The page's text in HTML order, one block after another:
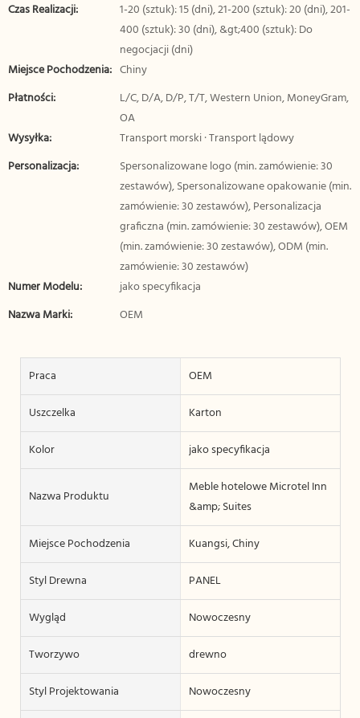
Czas Realizacji:
1-20 (sztuk): 15 (dni), 21-200 (sztuk): 20 (dni), 201-
400 (sztuk): 30 (dni), &gt;400 (sztuk): Do
negocjacji (dni)
Miejsce Pochodzenia: Chiny
Płatności:
L/C, D/A, D/P, T/T, Western Union, MoneyGram,
OA
Wysyłka:
Transport morski · Transport lądowy
Personalizacja:
Spersonalizowane logo (min. zamówienie: 30
zestawów), Spersonalizowane opakowanie (min.
zamówienie: 30 zestawów), Personalizacja
graficzna (min. zamówienie: 30 zestawów), OEM
(min. zamówienie: 30 zestawów), ODM (min.
zamówienie: 30 zestawów)
Numer Modelu:
jako specyfikacja
Nazwa Marki:
OEM
Praca
OEM
Uszczelka
Karton
Kolor
jako specyfikacja
Nazwa Produktu
Meble hotelowe Microtel Inn
&amp; Suites
Miejsce Pochodzenia
Kuangsi, Chiny
Styl Drewna
PANEL
Wygląd
Nowoczesny
Tworzywo
drewno
Styl Projektowania
Nowoczesny